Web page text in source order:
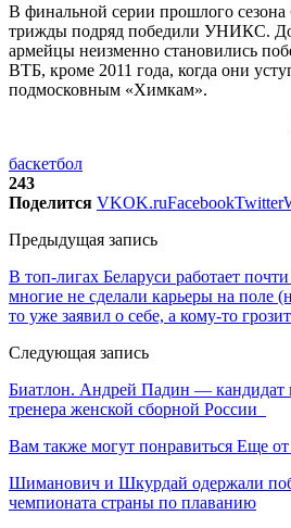
В финальной серии прошлого
трижды подряд победили УНИКС. До
армейцы неизменно становились
ВТБ, кроме 2011 года, когда они
подмосковным «Химкам».
баскетбол
243
Поделится VKOK.ruFacebookTwitter
Предыдущая запись
В топ-лигах Беларуси работает
многие не сделали карьеры на поле
то уже заявил о себе, а кому-то
Следующая запись
Биатлон. Андрей Падин — кандидат
тренера женской сборной России
Вам также могут понравиться Еще от
Шиманович и Шкурдай одержали
чемпионата страны по плаванию